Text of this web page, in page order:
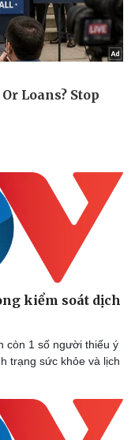
kiểm soát dịch
còn 1 số người thiếu ý
trạng sức khỏe và lịch